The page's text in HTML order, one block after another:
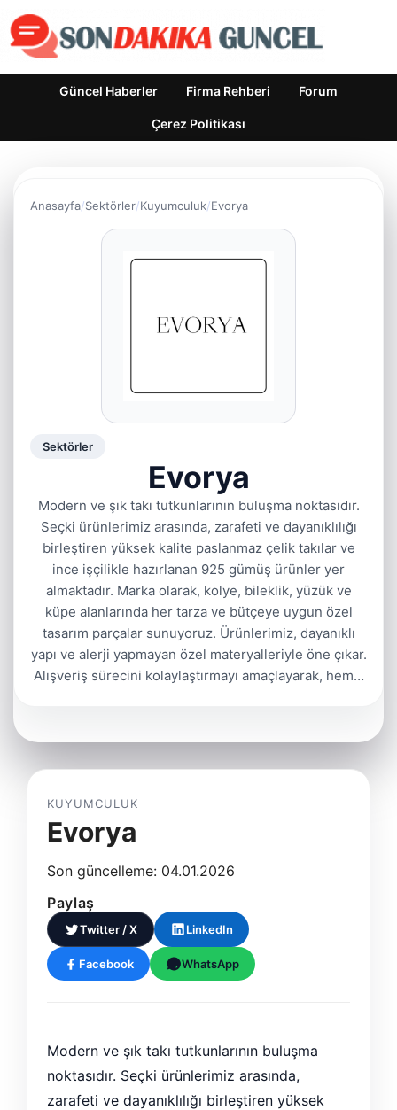
Güncel Haberler Firma Rehberi Forum
Çerez Politikası
Anasayfa Sektörler Kuyumculuk Evorya
Sektörler
Evorya
Modern ve şık takı tutkunlarının buluşma noktasıdır.
Seçki ürünlerimiz arasında, zarafeti ve dayanıklılığı
birleştiren yüksek kalite paslanmaz çelik takılar ve
ince işçilikle hazırlanan 925 gümüş ürünler yer
almaktadır. Marka olarak, kolye, bileklik, yüzük ve
küpe alanlarında her tarza ve bütçeye uygun özel
tasarım parçalar sunuyoruz. Ürünlerimiz, dayanıklı
yapı ve alerji yapmayan özel materyalleriyle öne çıkar.
Alışveriş sürecini kolaylaştırmayı amaçlayarak, hem…
KUYUMCULUK
Evorya
Son güncelleme: 04.01.2026
Paylaş
Twitter / X LinkedIn
Facebook WhatsApp
Modern ve şık takı tutkunlarının buluşma
noktasıdır. Seçki ürünlerimiz arasında,
zarafeti ve dayanıklılığı birleştiren yüksek